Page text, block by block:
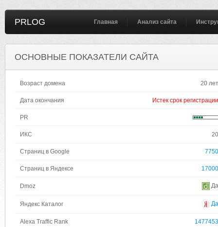
PRLOG Главная Анализ сайта
ОСНОВНЫЕ ПОКАЗАТЕЛИ САЙТА
Возраст домена 20 лет
Дата окончания Истек срок регистрации
PR
ИКС 20
Страниц в Google 7750
Страниц в Яндексе 17000
Dmoz Да
Яндекс Каталог Да
Alexa Traffic Rank 1477453